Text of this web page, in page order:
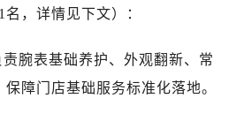
，详情见下文）：
腕表基础养护、外观翻新、常
障门店基础服务标准化落地。